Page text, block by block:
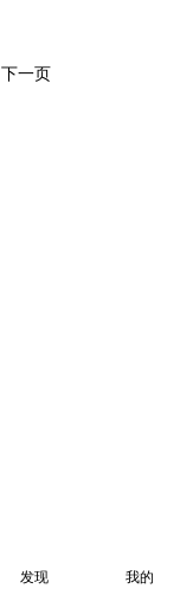
下一页
发现 我的